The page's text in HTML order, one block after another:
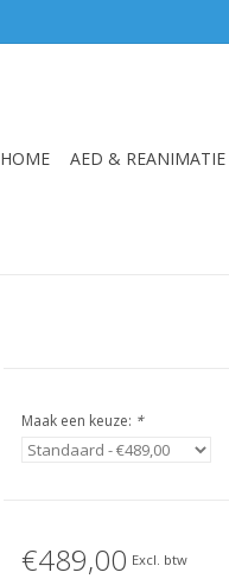
HOME AED & REANIMATIE
Maak een keuze: *
€489,00 Excl. btw